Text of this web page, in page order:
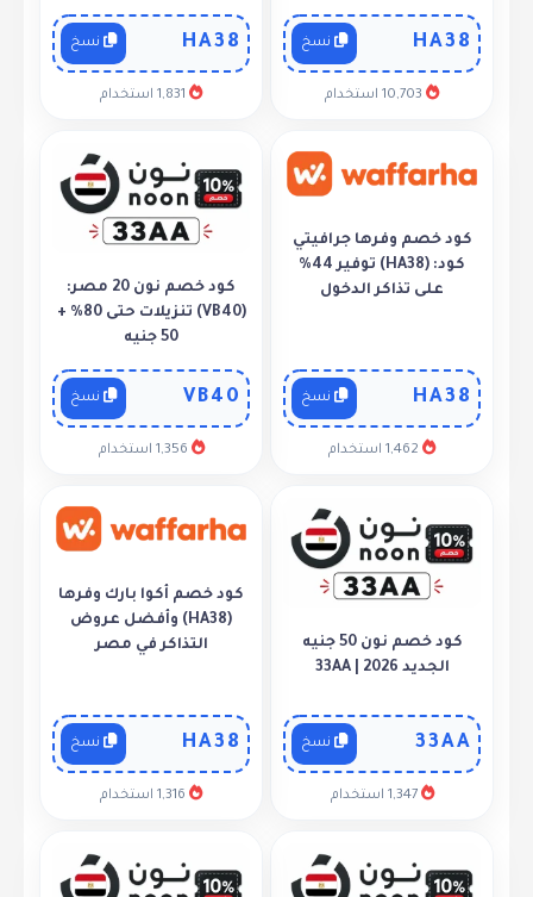
HA38
HA38
كود خصم وفرها جرافيتي
كود: (HA38) توفير 44%
على تذاكر الدخول
HA38
كود خصم نون 20 مصر:
(VB40) تنزيلات حتى 80% +
50 جنيه
VB40
كود خصم نون 50 جنيه
الجديد 2026 | 33AA
33AA
1,347 استخدام
كود خصم أكوا بارك وفرها
(HA38) وأفضل عروض
التذاكر في مصر
HA38